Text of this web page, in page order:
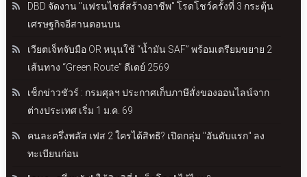
DBD จัดงาน "แฟรนไชส์สร้างอาชีพ" โรดโชว์ครั้งที่ 3 กระตุ้น
เศรษฐกิจอีสานตอนบน
เวียตเจ็ทจับมือ OR หนุนใช้ “น้ำมัน SAF” พร้อมเตรียมขยาย 2
เส้นทาง “Green Route” ดีเดย์ 2569
เช็กข่าวชัวร์ : กรมศุลฯ ประกาศเก็บภาษีสั่งของออนไลน์จาก
ต่างประเทศ เริ่ม 1 ม.ค. 69
คนละครึ่งพลัส เฟส 2 ใครได้สิทธิ? เปิดกลุ่ม "อันดับแรก" ลง
ทะเบียนก่อน